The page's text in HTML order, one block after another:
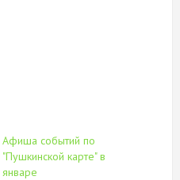
Афиша событий по
"Пушкинской карте" в
январе